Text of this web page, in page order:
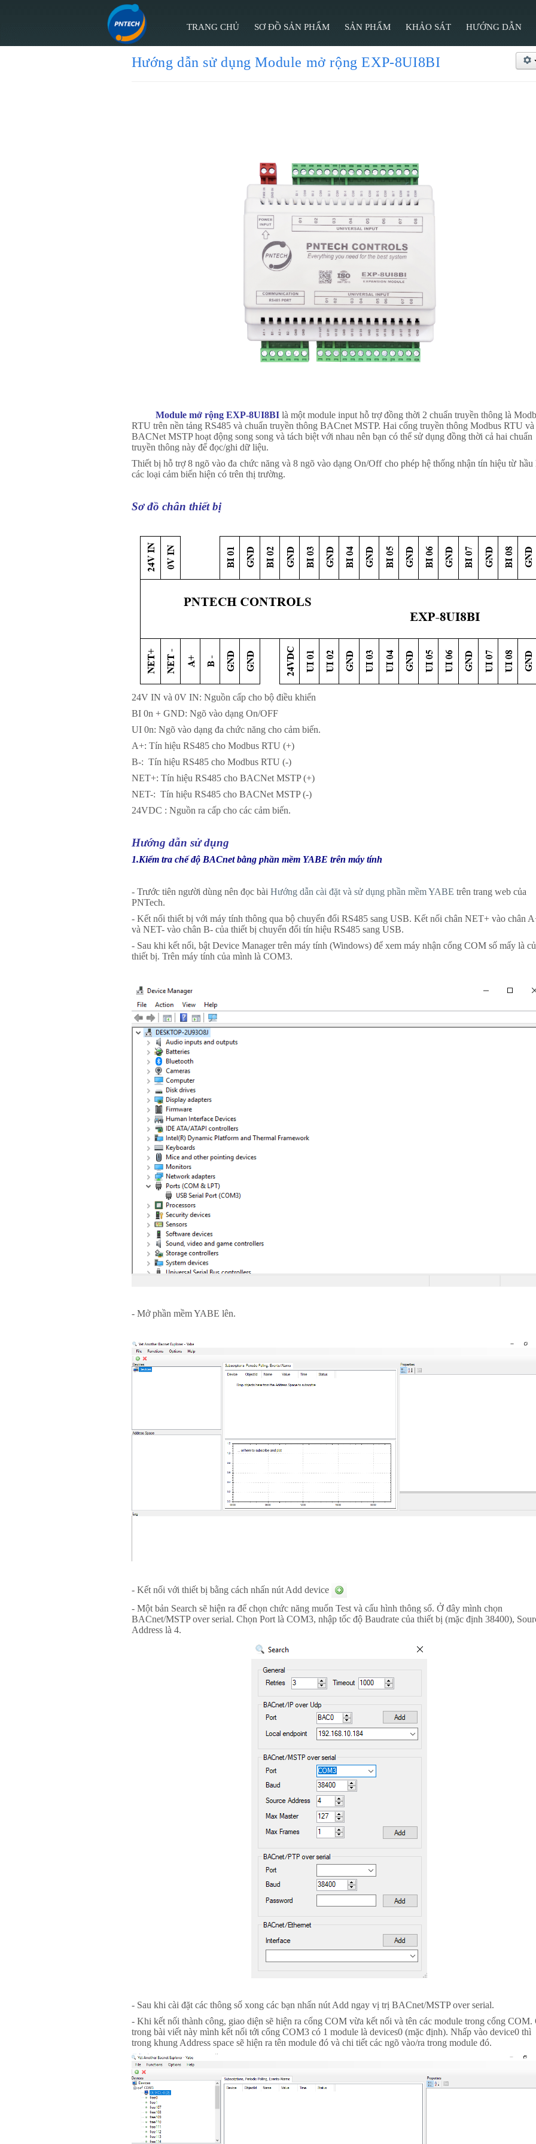
TRANG CHỦ SƠ ĐỒ SẢN PHẨM SẢN PHẨM KHẢO SÁT HƯỚNG DẪN
Hướng dẫn sử dụng Module mở rộng EXP-8UI8BI
Module mở rộng EXP-8UI8BIlà một module input hỗ trợ đồng thời 2 chuẩn truyền thông là
RTU trên nền tảng RS485 và chuẩn truyền thông BACnet MSTP. Hai cổng truyền thông Modbus RTU và
BACNet MSTP hoạt động song song và tách biệt với nhau nên bạn có thể sử dụng đồng thời cả hai chuẩn
truyền thông này để đọc/ghi dữ liệu.
Thiết bị hỗ trợ 8 ngõ vào đa chức năng và 8 ngõ vào dạng On/Off cho phép hệ thống nhận tín hiệu từ hầu
các loại cảm biến hiện có trên thị trường.
Sơ đồ chân thiết bị
24V IN và 0V IN: Nguồn cấp cho bộ điều khiển
BI 0n + GND: Ngõ vào dạng On/OFF
UI 0n: Ngõ vào dạng đa chức năng cho cảm biến.
A+: Tín hiệu RS485 cho Modbus RTU (+)
B-: Tín hiệu RS485 cho Modbus RTU (-)
NET+: Tín hiệu RS485 cho BACNet MSTP (+)
NET-: Tín hiệu RS485 cho BACNet MSTP (-)
24VDC : Nguồn ra cấp cho các cảm biến.
Hướng dẫn sử dụng
1.Kiểm tra chế độ BACnet bằng phần mềm YABE trên máy tính
- Trước tiên người dùng nên đọc bài Hướng dẫn cài đặt và sử dụng phần mềm YABE trên trang web của
PNTech.
- Kết nối thiết bị với máy tính thông qua bộ chuyển đổi RS485 sang USB. Kết nối chân NET+ vào chân
và NET- vào chân B- của thiết bị chuyển đổi tín hiệu RS485 sang USB.
- Sau khi kết nối, bật Device Manager trên máy tính (Windows) để xem máy nhận cổng COM số mấy là
thiết bị. Trên máy tính của mình là COM3.
- Mở phần mềm YABE lên.
- Kết nối với thiết bị bằng cách nhấn nút Add device
- Một bản Search sẽ hiện ra để chọn chức năng muốn Test và cấu hình thông số. Ở đây mình chọn
BACnet/MSTP over serial. Chọn Port là COM3, nhập tốc độ Baudrate của thiết bị (mặc định 38400),
Address là 4.
- Sau khi cài đặt các thông số xong các bạn nhấn nút Add ngay vị trị BACnet/MSTP over serial.
- Khi kết nối thành công, giao diện sẽ hiện ra cổng COM vừa kết nối và tên các module trong cổng COM.
trong bài viết này mình kết nối tới cổng COM3 có 1 module là devices0 (mặc định). Nhấp vào device0 thì
trong khung Address space sẽ hiện ra tên module đó và chi tiết các ngõ vào/ra trong module đó.